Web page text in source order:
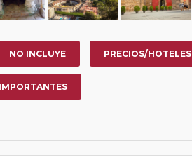
NO INCLUYE PRECIOS/HOTELES